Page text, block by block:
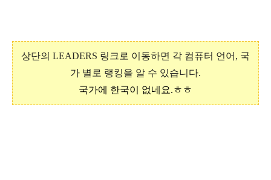
상단의 LEADERS 링크로 이동하면 각 컴퓨터 언어, 국
가 별로 랭킹을 알 수 있습니다.
국가에 한국이 없네요.ㅎㅎ